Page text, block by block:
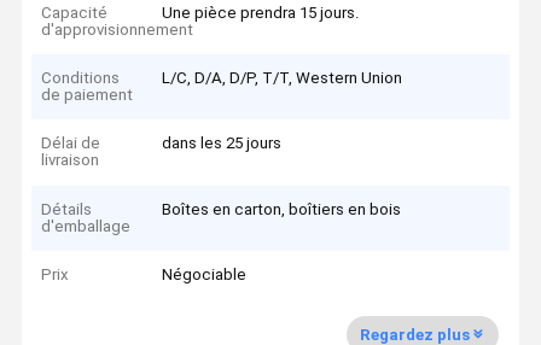
Capacité
d'approvisionnement
Une pièce prendra 15 jours.
Conditions
de paiement
L/C, D/A, D/P, T/T, Western Union
Délai de
livraison
dans les 25 jours
Détails
d'emballage
Boîtes en carton, boîtiers en bois
Prix Négociable
Regardez plus